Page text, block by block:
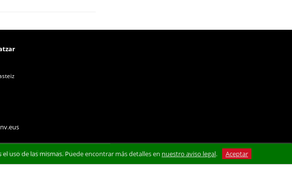
de Confidencialidad
uso de las mismas. Puede encontrar más detalles en nuestro aviso legal. Aceptar